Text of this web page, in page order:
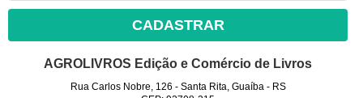
CADASTRAR
AGROLIVROS Edição e Comércio de Livros
Rua Carlos Nobre, 126 - Santa Rita, Guaíba- RS